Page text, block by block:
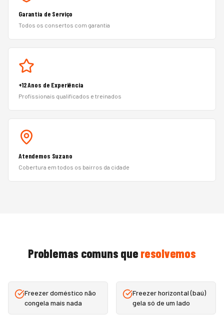
Garantia de Serviço
Todos os consertos com garantia
+12 Anos de Experiência
Profissionais qualificados e treinados
Atendemos Suzano
Cobertura em todos os bairros da cidade
Problemas comuns que resolvemos
Freezer doméstico não
congela mais nada
Freezer horizontal (baú)
gela só de um lado